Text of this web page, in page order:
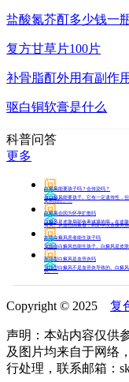
盐酸氮芥酊多少钱一
复方甘草片100片
补骨脂酊外用有副作
驱白铜软膏是什么
科普问答
更多
问
白癜风能要孩子吗？会传染吗？
答
有白癜风能要孩子。它有一定遗传性，
复和治疗。...
问
白癜风会因为怀孕扩散吗
答
白癜风是皮肤局部色素减退的病，在皮
有关。从这些因素看，和怀孕没直接关
问
女性白癜风患者能生孩子吗
答
女性有白癜风也能生孩子。白癜风是皮
问
节段型白癜风是血管炎吗
答
节段型白癜风不是血管炎导致的。白癜
状。...
Copyright © 2025 复
声明：本站内容仅供
及图片均来自于网络
行处理，联系邮箱：